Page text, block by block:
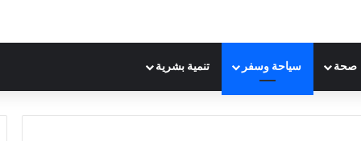
صحة سياحة وسفر تنمية بشرية